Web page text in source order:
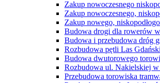
Zakup nowoczesnego
Zakup nowoczesnego,
Zakup nowego,
Budowa drogi dla rowerów
Budowa i przebudowa dróg
Rozbudowa pętli Las
Budowa dwutorowego
Rozbudowa ul. Nakielskiej
Przebudowa torowiska